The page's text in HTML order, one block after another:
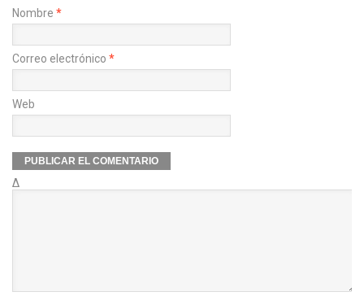
Nombre *
Correo electrónico *
Web
Δ